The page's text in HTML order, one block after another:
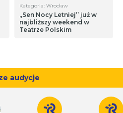
Kategoria: Wrocław
„Sen Nocy Letniej” już w
najbliższy weekend w
Teatrze Polskim
audycje